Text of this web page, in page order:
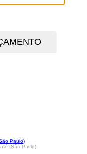
Paulo)
(São Paulo)